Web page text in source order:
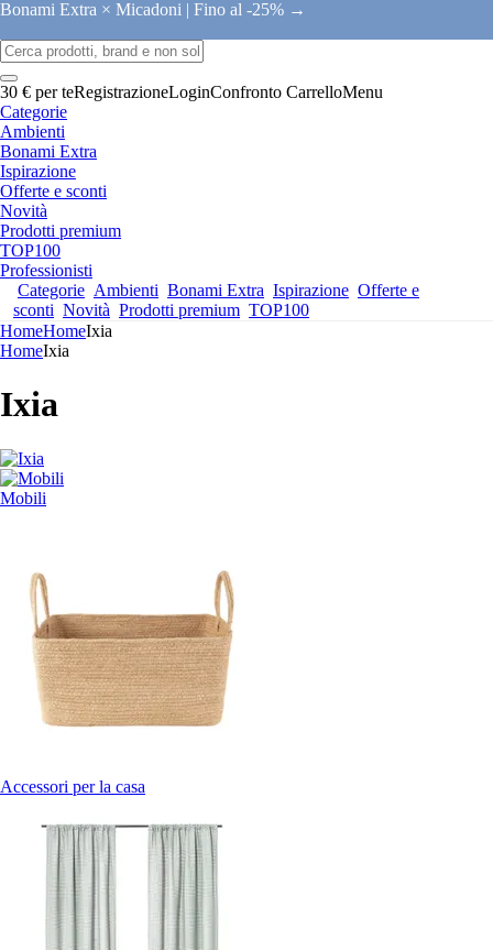
Bonami Extra × Micadoni | Fino al -25% →
30 € per teRegistrazioneLoginConfronto CarrelloMenu
Categorie
Ambienti
Bonami Extra
Ispirazione
Offerte e sconti
Novità
Prodotti premium
TOP100
Professionisti
Categorie Ambienti Bonami Extra Ispirazione Offerte e
sconti Novità Prodotti premium TOP100
HomeHomeIxia
HomeIxia
Ixia
Mobili
Accessori per la casa